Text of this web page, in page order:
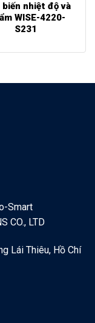
biến nhiệt độ và
WISE-4220-
S231
Smart
CO., LTD
Lái Thiêu, Hồ Chí